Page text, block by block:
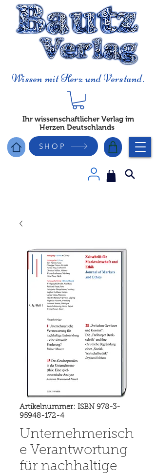
Wissen mit Herz und Verstand.
Ihr wissenschaftlicher Verlag im
Herzen Deutschlands
SHOP
Artikelnummer: ISBN 978-3-
95948-172-4
Unternehmerisch
e Verantwortung
für nachhaltige